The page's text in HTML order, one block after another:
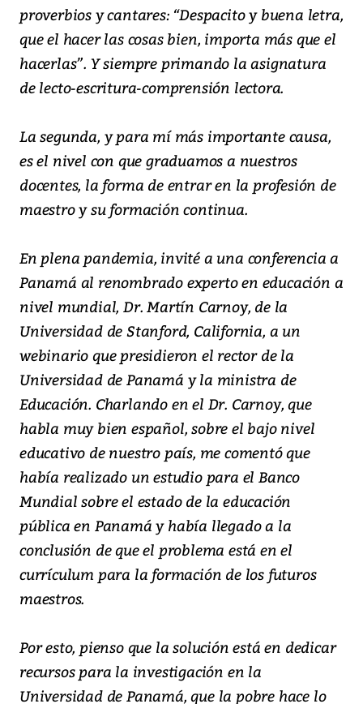
proverbios y cantares: “Despacito y buena letra,
que el hacer las cosas bien, importa más que el
hacerlas”. Y siempre primando la asignatura
de lecto-escritura-comprensión lectora.
La segunda, y para mí más importante causa,
es el nivel con que graduamos a nuestros
docentes, la forma de entrar en la profesión de
maestro y su formación continua.
En plena pandemia, invité a una conferencia a
Panamá al renombrado experto en educación a
nivel mundial, Dr. Martín Carnoy, de la
Universidad de Stanford, California, a un
webinario que presidieron el rector de la
Universidad de Panamá y la ministra de
Educación. Charlando en el Dr. Carnoy, que
habla muy bien español, sobre el bajo nivel
educativo de nuestro país, me comentó que
había realizado un estudio para el Banco
Mundial sobre el estado de la educación
pública en Panamá y había llegado a la
conclusión de que el problema está en el
currículum para la formación de los futuros
maestros.
Por esto, pienso que la solución está en dedicar
recursos para la investigación en la
Universidad de Panamá, que la pobre hace lo